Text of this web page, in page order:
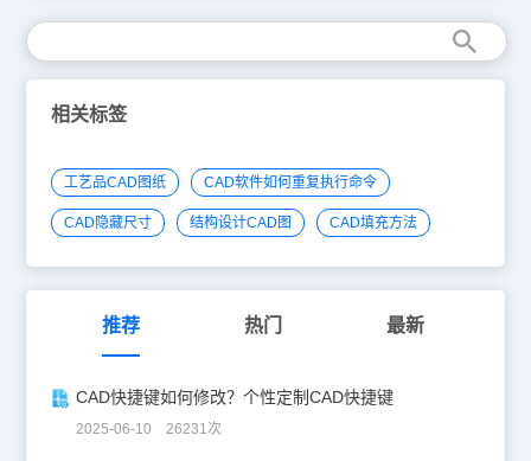
主要技术依据。可以在各个方向上为各类对象创建标注。浩辰CAD提
供了四种基本的标注类型：线型、半径、角度和引线。标注可以是水
平、垂直、对齐、旋转、基线或连续。 CAD图形尺寸标注常用概念
说明标注文字：是用于指示测量值的文字串。文字还可以包含前缀、
后缀和公差。尺寸线：用于指示标注的方向和范围。对于角度标注，
尺寸线是一段圆弧。箭头：显示在尺寸线两端。可以为箭头或斜线来
CAD教程就是关于CAD图形如何进行尺寸标注的相关内容了，接下
来具体的各个CAD标注方法会一一的给大家介绍，CAD制图初学入
门的小伙伴想学习的话赶紧在浩辰CAD下载中心安装一个浩辰
CAD2020跟着小编一起操作吧！
相关标签
工艺品CAD图纸 CAD软件如何重复执行命令
CAD隐藏尺寸 结构设计CAD图 CAD填充方法
推荐 热门 最新
CAD快捷键如何修改？个性定制CAD快捷键
2025-06-10 26231次